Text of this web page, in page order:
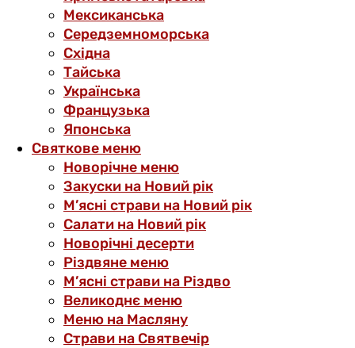
Мексиканська
Середземноморська
Східна
Тайська
Українська
Французька
Японська
Святкове меню
Новорічне меню
Закуски на Новий рік
М’ясні страви на Новий рік
Салати на Новий рік
Новорічні десерти
Різдвяне меню
М’ясні страви на Різдво
Великоднє меню
Меню на Масляну
Страви на Святвечір